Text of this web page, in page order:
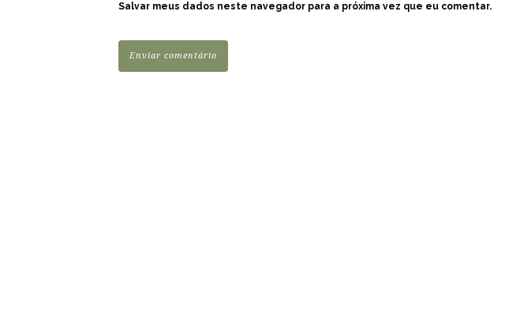
Salvar meus dados neste navegador para a próxima vez que eu comentar.